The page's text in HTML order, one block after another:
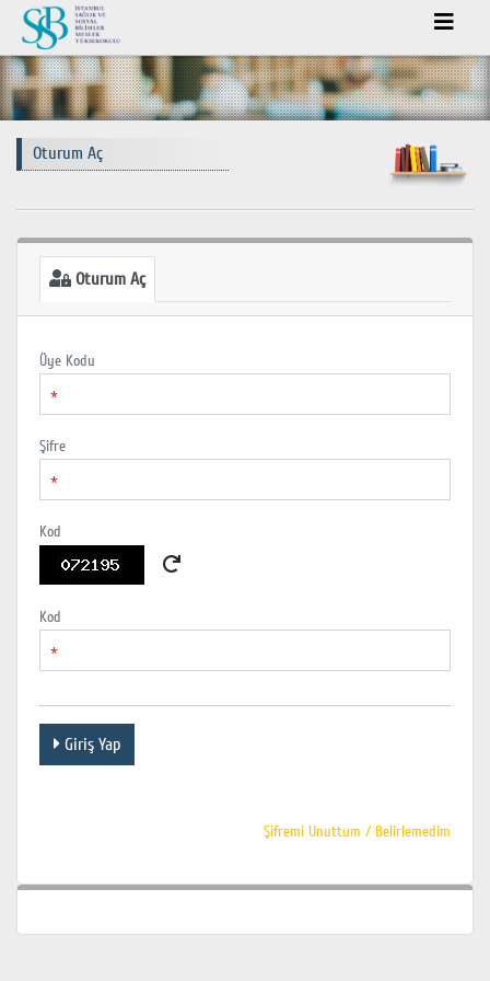
Oturum Aç
Oturum Aç
Üye Kodu
*
Şifre
*
Kod
Kod
*
Giriş Yap
Şifremi Unuttum / Belirlemedim